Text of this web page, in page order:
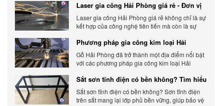
Laser gia công Hải Phòng giá rẻ - Đơn vị
gia công báo giá chính xác
Laser gia công Hải Phòng giá rẻ không chỉ là sự
kết hợp của công nghệ tiên tiến mà còn là sự
khách hàng. Xem ngay nhé.
Phương pháp gia công kim loại Hải
Phòng phổ biến hiện nay
Gỗ Hải Phòng đã trở thành một địa điểm nổi bật
với các phương pháp gia công kim loại Hải
Sắt sơn tĩnh điện có bền không? Tìm hiểu
chi tiết
Sắt sơn tĩnh điện có bền không? Sơn tĩnh điện
trên sắt mang lại lớp phủ bền vững, giúp bảo vệ